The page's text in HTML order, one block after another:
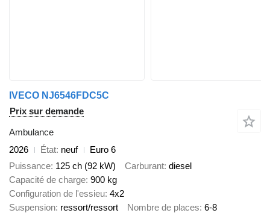
IVECO NJ6546FDC5C
Prix sur demande
Ambulance
2026
État neuf
Euro 6
Puissance 125 ch (92 kW) Carburant diesel
Capacité de charge 900 kg
Configuration de l'essieu 4x2
Suspension ressort/ressort Nombre de places 6-8